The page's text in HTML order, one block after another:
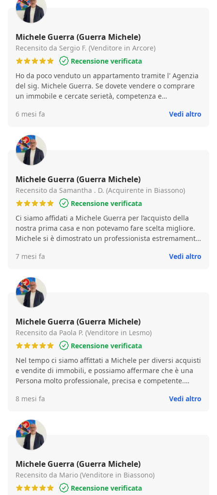
Michele Guerra (Guerra Michele)
Recensito da Sergio F. (Venditore in Arcore)
Recensione verificata
Ho da poco venduto un appartamento tramite l' Agenzia
del sig. Michele Guerra. Se dovete vendere o comprare
un immobile e cercate serietà, competenza e
6 mesi fa
Vedi altro
Michele Guerra (Guerra Michele)
Recensito da Samantha . D. (Acquirente in Biassono)
Recensione verificata
Ci siamo affidati a Michele Guerra per l’acquisto della
nostra prima casa e non potevamo fare scelta migliore.
Michele si è dimostrato un professionista estremamente
accompagnati con grande chiarezza in ogni fase della
complesso. Un punto di riferimento prezioso che
consigliamo vivamente.
7 mesi fa Vedi altro
Michele Guerra (Guerra Michele)
Recensito da Paola P. (Venditore in Lesmo)
Recensione verificata
Nel tempo ci siamo affittati a Michele per diversi acquisti
e vendite di immobili, e possiamo affermare che è una
Persona molto professionale, precisa e competente.
modo di soddisfare venditore ed acquirente. Che dire..
8 mesi fa Vedi altro
Michele Guerra (Guerra Michele)
Recensito da Mario (Venditore in Biassono)
Recensione verificata